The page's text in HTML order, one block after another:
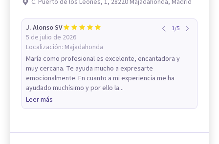
C. Puerto de los Leones, 1, 28220 Majadahonda, Madrid
J. Alonso SV
5 de julio de 2026
Localización: Majadahonda
1/5
María como profesional es excelente, encantadora y
muy cercana. Te ayuda mucho a expresarte
emocionalmente. En cuanto a mi experiencia me ha
ayudado muchísimo y por ello la...
Leer más